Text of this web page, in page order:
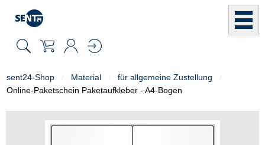
sent24-Shop Material
für allgemeine Zustellung
Online-Paketschein Paketaufkleber - A4-Bogen